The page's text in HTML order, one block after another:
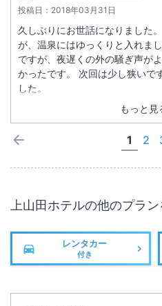
投稿日： 2018年03月31日
もっと見
久しぶりにお世話になりました
が、温泉にはゆっくりと入れま
ですが、夜遅くの外の騒ぎ声が
かったです。 次回は少し狭いで
した。
1 2
上山田ホテルの他のプラン
レンタカー
付き